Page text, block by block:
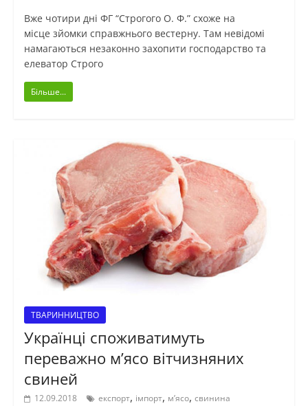
Вже чотири дні ФГ “Строгого О. Ф.” схоже на
місце зйомки справжнього вестерну. Там невідомі
намагаються незаконно захопити господарство та
елеватор Строго
Більше...
ТВАРИННИЦТВО
Українці споживатимуть
переважно м’ясо вітчизняних
свиней
12.09.2018 експорт, імпорт, м’ясо, свинина